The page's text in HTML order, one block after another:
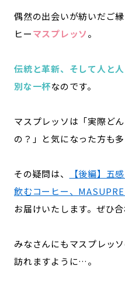
偶然の出会いが紡いだご
ヒーマスプレッソ。
伝統と革新、そして人と
別な一杯なのです。
マスプレッソは「実際ど
の？」と気になった方も多
その疑問は、
【後編】五
飲むコーヒー、
お届けいたします。ぜひ
みなさんにもマスプレッ
訪れますように…。